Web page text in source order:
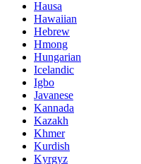
Hausa
Hawaiian
Hebrew
Hmong
Hungarian
Icelandic
Igbo
Javanese
Kannada
Kazakh
Khmer
Kurdish
Kyrgyz